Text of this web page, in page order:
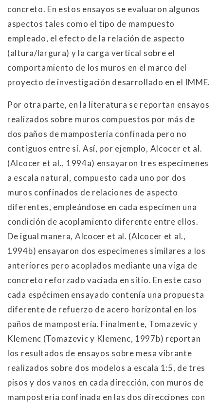
concreto. En estos ensayos se evaluaron algunos
aspectos tales como el tipo de mampuesto
empleado, el efecto de la relación de aspecto
(altura/largura) y la carga vertical sobre el
comportamiento de los muros en el marco del
proyecto de investigación desarrollado en el IMME.
Por otra parte, en la literatura se reportan ensayos
realizados sobre muros compuestos por más de
dos paños de mampostería confinada pero no
contiguos entre sí. Así, por ejemplo, Alcocer et al.
(Alcocer et al., 1994a) ensayaron tres especimenes
a escala natural, compuesto cada uno por dos
muros confinados de relaciones de aspecto
diferentes, empleándose en cada especimen una
condición de acoplamiento diferente entre ellos.
De igual manera, Alcocer et al. (Alcocer et al.,
1994b) ensayaron dos especimenes similares a los
anteriores pero acoplados mediante una viga de
concreto reforzado vaciada en sitio. En este caso
cada espécimen ensayado contenía una propuesta
diferente de refuerzo de acero horizontal en los
paños de mampostería. Finalmente, Tomazevic y
Klemenc (Tomazevic y Klemenc, 1997b) reportan
los resultados de ensayos sobre mesa vibrante
realizados sobre dos modelos a escala 1:5, de tres
pisos y dos vanos en cada dirección, con muros de
mampostería confinada en las dos direcciones con